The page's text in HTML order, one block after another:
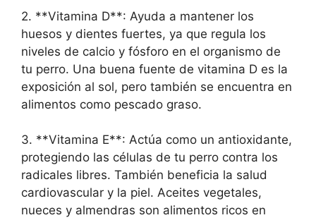
2. **Vitamina D**: Ayuda a mantener los
huesos y dientes fuertes, ya que regula los
niveles de calcio y fósforo en el organismo de
tu perro. Una buena fuente de vitamina D es la
exposición al sol, pero también se encuentra en
alimentos como pescado graso.
3. **Vitamina E**: Actúa como un antioxidante,
protegiendo las células de tu perro contra los
radicales libres. También beneficia la salud
cardiovascular y la piel. Aceites vegetales,
nueces y almendras son alimentos ricos en